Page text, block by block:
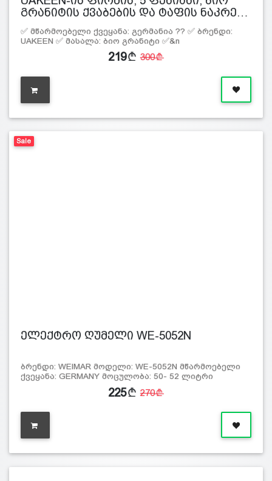
გრანიტის ქვაბების და ტაფის ნაკრე…
✅ მწარმოებელი ქვეყანა: გერმანია ?? ✅ ბრენდი:
UAKEEN ✅ მასალა: ბიო გრანიტი ✅&n
219 300
Sale
ელექტრო ღუმელი WE-5052N
ბრენდი: WEIMAR მოდელი: WE-5052N მწარმოებელი
ქვეყანა: GERMANY მოცულობა: 50- 52 ლიტრი
225 270